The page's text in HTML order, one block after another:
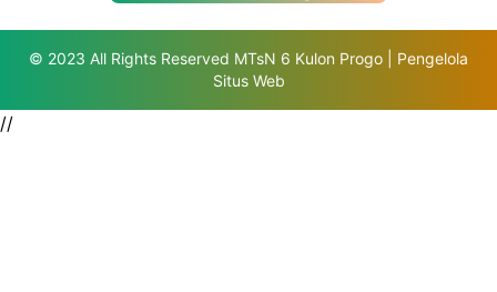
© 2023 All Rights Reserved MTsN 6 Kulon Progo | Pengelola
Situs Web
//